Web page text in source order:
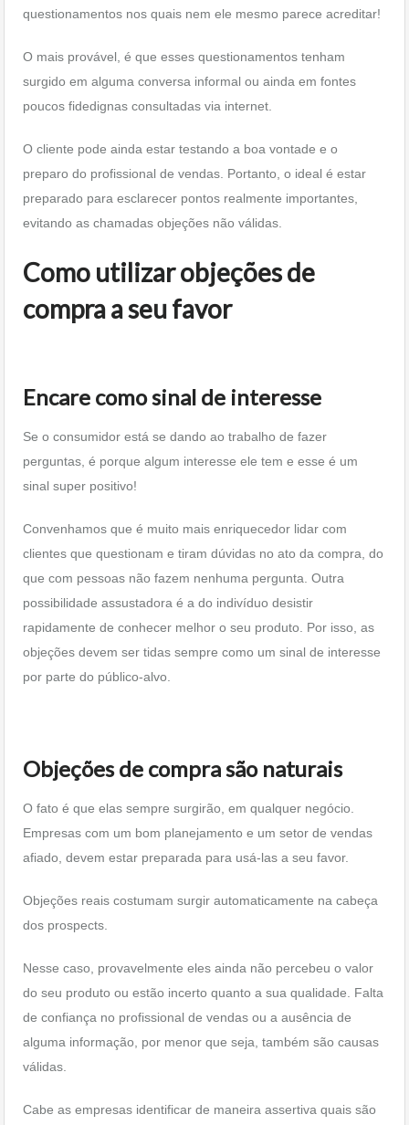
questionamentos nos quais nem ele mesmo parece acreditar!
O mais provável, é que esses questionamentos tenham
surgido em alguma conversa informal ou ainda em fontes
poucos fidedignas consultadas via internet.
O cliente pode ainda estar testando a boa vontade e o
preparo do profissional de vendas. Portanto, o ideal é estar
preparado para esclarecer pontos realmente importantes,
evitando as chamadas objeções não válidas.
Como utilizar objeções de
compra a seu favor
Encare como sinal de interesse
Se o consumidor está se dando ao trabalho de fazer
perguntas, é porque algum interesse ele tem e esse é um
sinal super positivo!
Convenhamos que é muito mais enriquecedor lidar com
clientes que questionam e tiram dúvidas no ato da compra, do
que com pessoas não fazem nenhuma pergunta. Outra
possibilidade assustadora é a do indivíduo desistir
rapidamente de conhecer melhor o seu produto. Por isso, as
objeções devem ser tidas sempre como um sinal de interesse
por parte do público-alvo.
Objeções de compra são naturais
O fato é que elas sempre surgirão, em qualquer negócio.
Empresas com um bom planejamento e um setor de vendas
afiado, devem estar preparada para usá-las a seu favor.
Objeções reais costumam surgir automaticamente na cabeça
dos prospects.
Nesse caso, provavelmente eles ainda não percebeu o valor
do seu produto ou estão incerto quanto a sua qualidade. Falta
de confiança no profissional de vendas ou a ausência de
alguma informação, por menor que seja, também são causas
válidas.
Cabe as empresas identificar de maneira assertiva quais são